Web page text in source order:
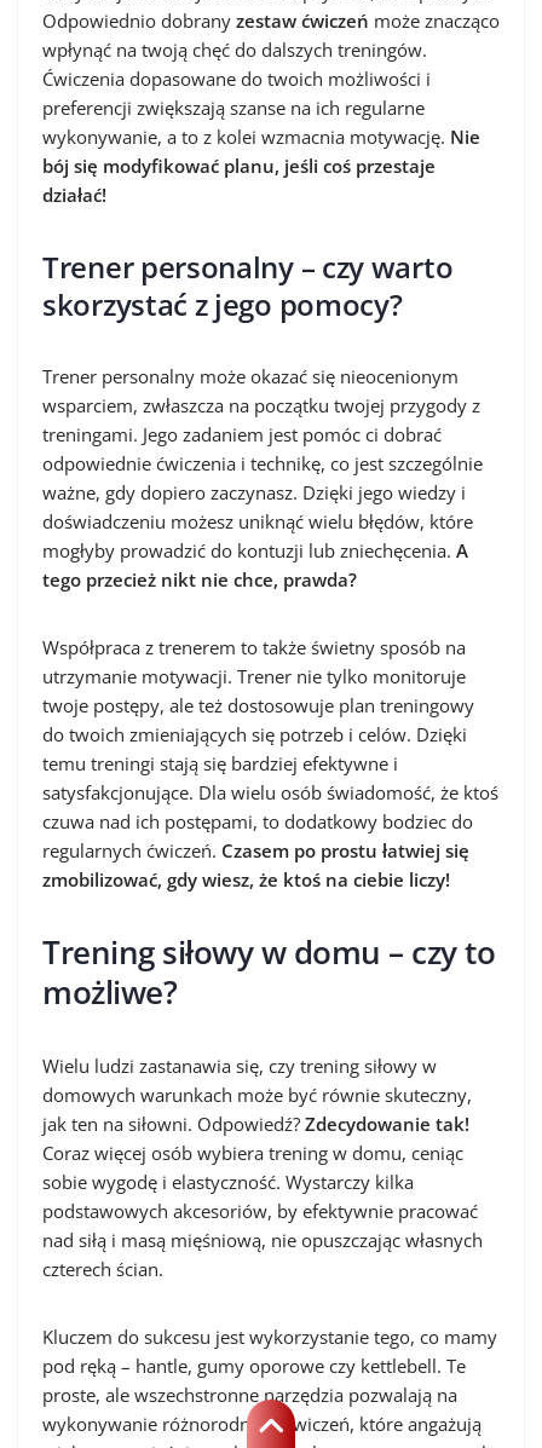
Odpowiednio dobrany zestaw ćwiczeń może znacząco
wpłynąć na twoją chęć do dalszych treningów.
Ćwiczenia dopasowane do twoich możliwości i
preferencji zwiększają szanse na ich regularne
wykonywanie, a to z kolei wzmacnia motywację. Nie
bój się modyfikować planu, jeśli coś przestaje
działać!
Trener personalny – czy warto
skorzystać z jego pomocy?
Trener personalny może okazać się nieocenionym
wsparciem, zwłaszcza na początku twojej przygody z
treningami. Jego zadaniem jest pomóc ci dobrać
odpowiednie ćwiczenia i technikę, co jest szczególnie
ważne, gdy dopiero zaczynasz. Dzięki jego wiedzy i
doświadczeniu możesz uniknąć wielu błędów, które
mogłyby prowadzić do kontuzji lub zniechęcenia. A
tego przecież nikt nie chce, prawda?
Współpraca z trenerem to także świetny sposób na
utrzymanie motywacji. Trener nie tylko monitoruje
twoje postępy, ale też dostosowuje plan treningowy
do twoich zmieniających się potrzeb i celów. Dzięki
temu treningi stają się bardziej efektywne i
satysfakcjonujące. Dla wielu osób świadomość, że ktoś
czuwa nad ich postępami, to dodatkowy bodziec do
regularnych ćwiczeń. Czasem po prostu łatwiej się
zmobilizować, gdy wiesz, że ktoś na ciebie liczy!
Trening siłowy w domu – czy to
możliwe?
Wielu ludzi zastanawia się, czy trening siłowy w
domowych warunkach może być równie skuteczny,
jak ten na siłowni. Odpowiedź? Zdecydowanie tak!
Coraz więcej osób wybiera trening w domu, ceniąc
sobie wygodę i elastyczność. Wystarczy kilka
podstawowych akcesoriów, by efektywnie pracować
nad siłą i masą mięśniową, nie opuszczając własnych
czterech ścian.
Kluczem do sukcesu jest wykorzystanie tego, co mamy
pod ręką – hantle, gumy oporowe czy kettlebell. Te
proste, ale wszechstronne narzędzia pozwalają na
wykonywanie różnorodnych ćwiczeń, które angażują